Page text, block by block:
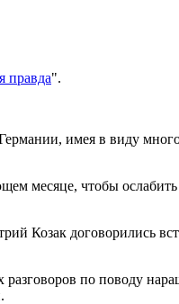
правда".
имея в виду
месяце, чтобы
Козак договорились
по поводу